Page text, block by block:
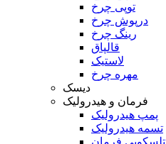
توپی چرخ
درپوش چرخ
رینگ چرخ
قالپاق
لاستیک
مهره چرخ
دیسک
فرمان و هیدرولیک
پمپ هیدرولیک
تسمه هیدرولیک
تلسکوپی فرمان